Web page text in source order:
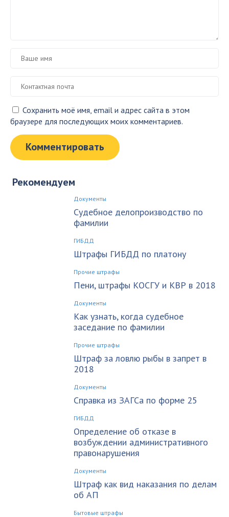
Сохранить моё имя, email и адрес сайта в этом
браузере для последующих моих комментариев.
Рекомендуем
Документы
Судебное делопроизводство по
фамилии
ГИБДД
Штрафы ГИБДД по платону
Прочие штрафы
Пени, штрафы КОСГУ и КВР в 2018
Документы
Как узнать, когда судебное
заседание по фамилии
Прочие штрафы
Штраф за ловлю рыбы в запрет в
2018
Документы
Справка из ЗАГСа по форме 25
ГИБДД
Определение об отказе в
возбуждении административного
правонарушения
Документы
Штраф как вид наказания по делам
об АП
Бытовые штрафы